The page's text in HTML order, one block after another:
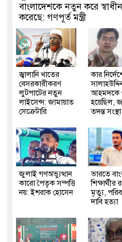
বাংলাদেশকে নতুন করে স্বাধীন
করেছে: গণপূর্ত মন্ত্রী
জ্বালানি খাতের
বেসরকারীকরণ
লুটপাটের নতুন
লাইসেন্স: জামায়াত
সেক্রেটারি
কার
আহমদকে
হয়েছিল,
তদন্ত সংস্থা
জুলাই গণঅভ্যুত্থান
কারো পৈতৃক সম্পত্তি
নয়: ইশরাক হোসেন
ভারতে
মৃত্যু,
দাবি হত্যা